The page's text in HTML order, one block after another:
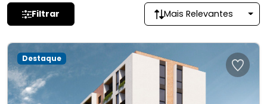
Filtrar Mais Relevantes
Destaque